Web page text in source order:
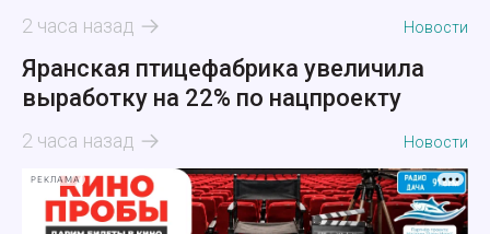
2 часа назад Новости
Яранская птицефабрика увеличила
выработку на 22% по нацпроекту
2 часа назад Новости
РЕКЛАМА